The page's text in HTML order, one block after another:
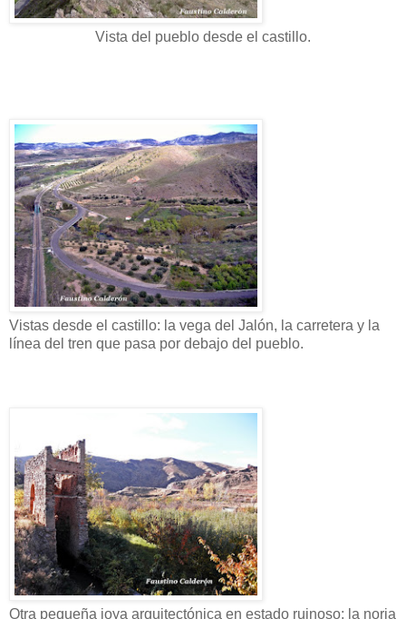
Vista del pueblo desde el castillo.
Vistas desde el castillo: la vega del Jalón, la carretera y la
línea del tren que pasa por debajo del pueblo.
Otra pequeña joya arquitectónica en estado ruinoso: la noria